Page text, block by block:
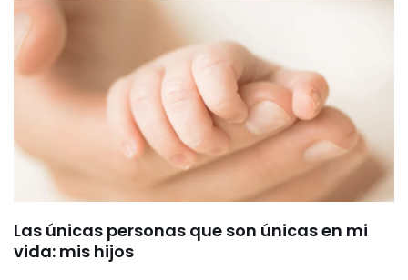
Las únicas personas que son únicas en mi
vida: mis hijos